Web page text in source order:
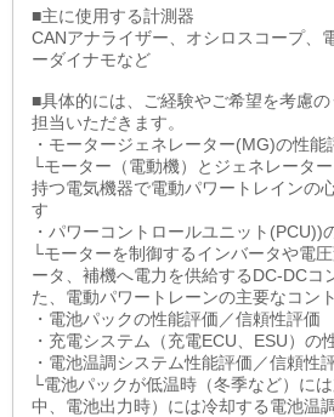
■主に使用する計測器
CANアナライザー、オシロスコープ、
ーダイナモなど
■具体的には、ご経験やご希望を考慮
担当いただきます。
・モータージェネレーター(MG)の性能
└モーター（電動機）とジェネレータ
持つ電気機器で電動パワートレインの
す
・パワーコントロールユニット(PCU))
└モーターを制御するインバータや電
ータ、補機へ電力を供給するDC-DCコ
た、電動パワートレーンの主要なコン
・電池パックの性能評価／信頼性評価
・充電システム（充電ECU、ESU）の
・電池温調システム性能評価／信頼性
└電池パックが低温時（冬季など）に
中、電池出力時）には冷却する電池温